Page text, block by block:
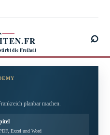
die Freiheit
⌕
planbar machen.
Excel und Word